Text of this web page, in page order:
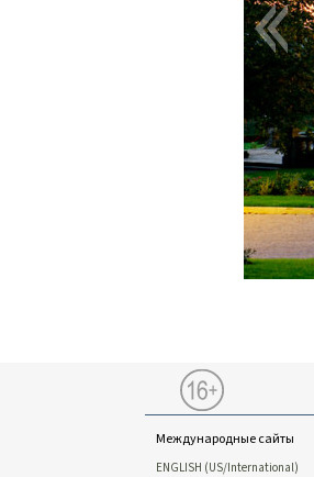
Международные сайты
ENGLISH (US/International)